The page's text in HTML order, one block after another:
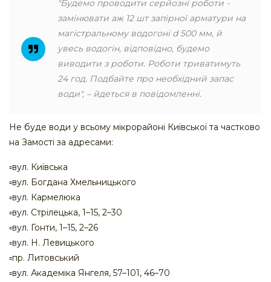
"Будемо проводити серйозні роботи -
замінювати аж 12 шт запірної арматури на
магістральному водогоні d 500 мм, й
увесь водогін, відповідно, будемо
виводити з роботи. Роботи триватимуть
24 год. Подбайте про необхідний запас
води", – йдеться в повідомленні.
Не буде води у всьому мікрорайоні Київської та частково
на Замості за адресами:
▫️вул. Київська
▫️вул. Богдана Хмельницького
▫️вул. Кармелюка
▫️вул. Стрілецька, 1–15, 2–30
▫️вул. Гонти, 1–15, 2–26
▫️вул. Н. Левицького
▫️пр. Литовський
▫️вул. Академіка Янгеля, 57–101, 46–70